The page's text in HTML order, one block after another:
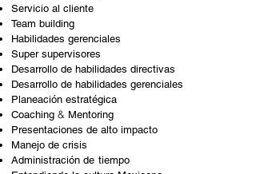
Servicio al cliente
Team building
Habilidades gerenciales
Super supervisores
Desarrollo de habilidades directivas
Desarrollo de habilidades gerenciales
Planeación estratégica
Coaching & Mentoring
Presentaciones de alto impacto
Manejo de crisis
Administración de tiempo